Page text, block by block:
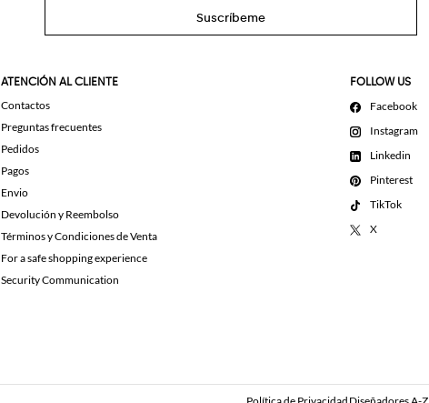
Suscríbeme
ATENCIÓN AL CLIENTE
Contactos
Preguntas frecuentes
Pedidos
Pagos
Envio
Devolución y Reembolso
Términos y Condiciones de Venta
For a safe shopping experience
Security Communication
FOLLOW US
Facebook
Instagram
Linkedin
Pinterest
TikTok
X